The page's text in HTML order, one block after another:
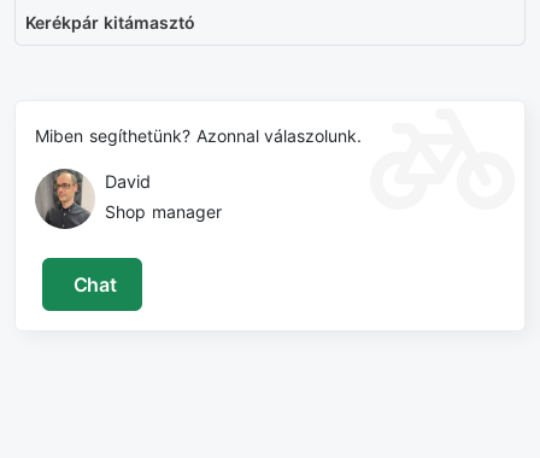
Kerékpár kitámasztó
Miben segíthetünk? Azonnal válaszolunk.
David
Shop manager
Chat